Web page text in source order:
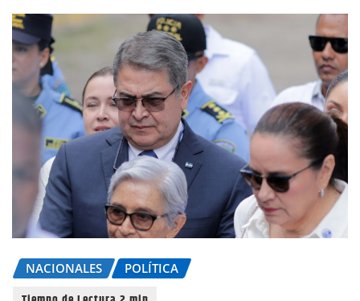
NACIONALES POLÍTICA